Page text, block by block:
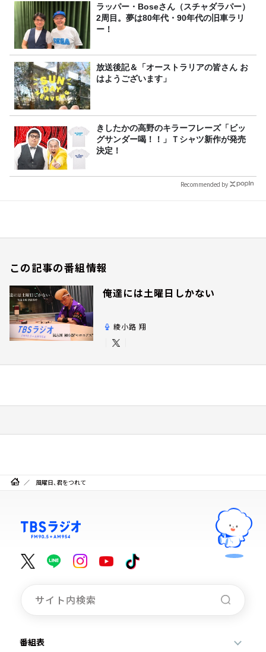
ラッパー・Boseさん（スチャダラパー）
2周目。夢は80年代・90年代の旧車ラリ
ー！
放送後記＆「オーストラリアの皆さん お
はようございます」
きしたかの高野のキラーフレーズ「ビッ
グサンダー喝！！」Ｔシャツ新作が発売
決定！
Recommended by
この記事の番組情報
俺達には土曜日しかない
綾小路 翔
風曜日、君をつれて
番組表